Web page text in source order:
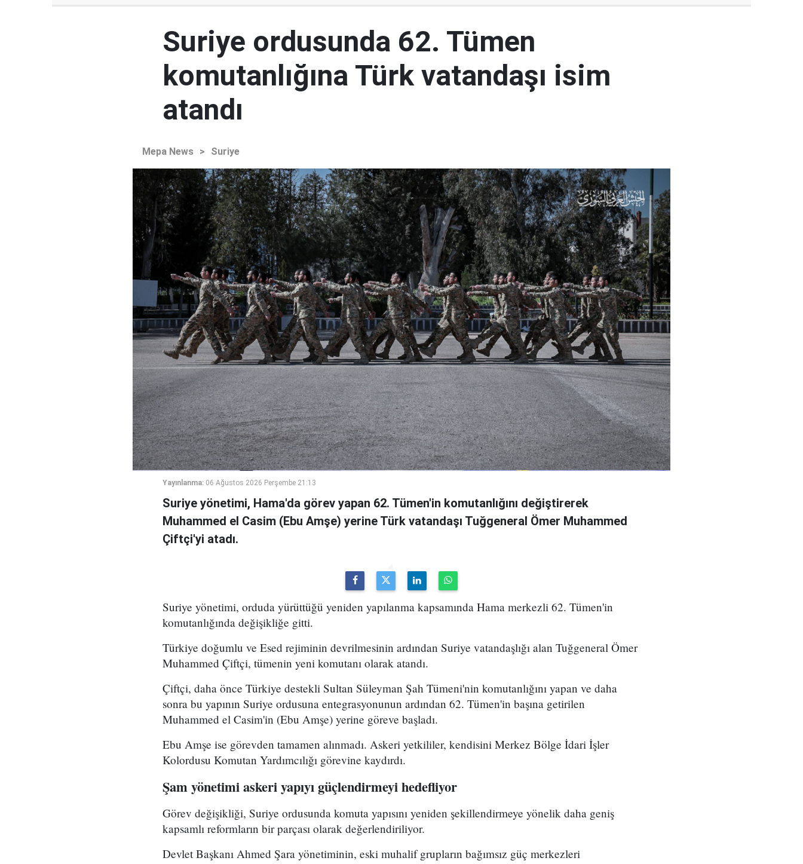
Suriye ordusunda 62. Tümen
komutanlığına Türk vatandaşı isim
atandı
Mepa News > Suriye
Yayınlanma: 06 Ağustos 2026 Perşembe 21:13
Suriye yönetimi, Hama'da görev yapan 62. Tümen'in komutanlığını değiştirerek
Muhammed el Casim (Ebu Amşe) yerine Türk vatandaşı Tuğgeneral Ömer Muhammed
Çiftçi'yi atadı.
Suriye yönetimi, orduda yürüttüğü yeniden yapılanma kapsamında Hama merkezli 62. Tümen'in
komutanlığında değişikliğe gitti.
Türkiye doğumlu ve Esed rejiminin devrilmesinin ardından Suriye vatandaşlığı alan Tuğgeneral Ömer
Muhammed Çiftçi, tümenin yeni komutanı olarak atandı.
Çiftçi, daha önce Türkiye destekli Sultan Süleyman Şah Tümeni'nin komutanlığını yapan ve daha
sonra bu yapının Suriye ordusuna entegrasyonunun ardından 62. Tümen'in başına getirilen
Muhammed el Casim'in (Ebu Amşe) yerine göreve başladı.
Ebu Amşe ise görevden tamamen alınmadı. Askeri yetkililer, kendisini Merkez Bölge İdari İşler
Kolordusu Komutan Yardımcılığı görevine kaydırdı.
Şam yönetimi askeri yapıyı güçlendirmeyi hedefliyor
Görev değişikliği, Suriye ordusunda komuta yapısını yeniden şekillendirmeye yönelik daha geniş
kapsamlı reformların bir parçası olarak değerlendiriliyor.
Devlet Başkanı Ahmed Şara yönetiminin, eski muhalif grupların bağımsız güç merkezleri